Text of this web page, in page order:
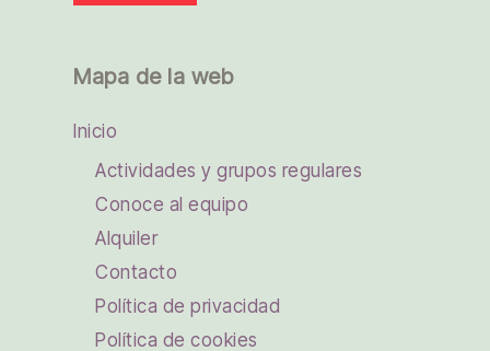
Mapa de la web
Inicio
Actividades y grupos regulares
Conoce al equipo
Alquiler
Contacto
Política de privacidad
Política de cookies